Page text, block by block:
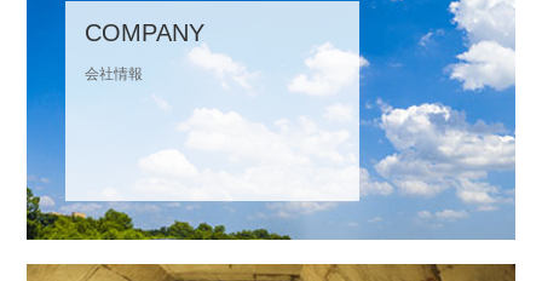
COMPANY
会社情報